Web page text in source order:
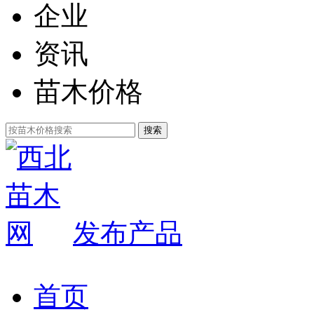
企业
资讯
苗木价格
发布产品
首页